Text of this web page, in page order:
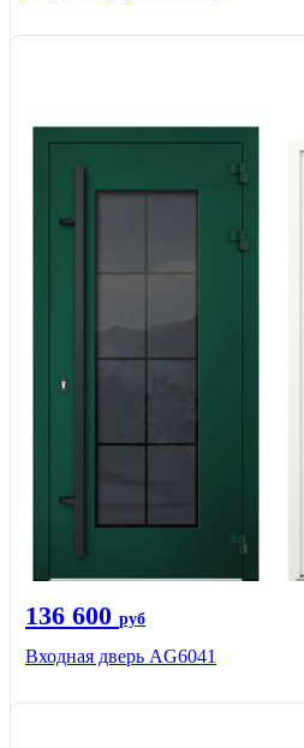
136 600 руб
Входная дверь AG6041